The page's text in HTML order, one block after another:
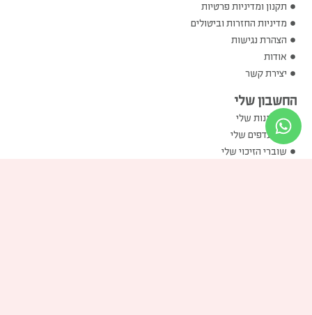
תקנון ומדיניות פרטיות
מדיניות החזרות וביטולים
הצהרת נגישות
אודות
יצירת קשר
החשבון שלי
ההזמנות שלי
המועדפים שלי
שוברי הזיכוי שלי